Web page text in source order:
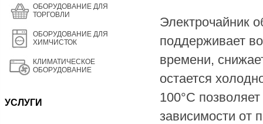
ОБОРУДОВАНИЕ ДЛЯ
ТОРГОВЛИ
ОБОРУДОВАНИЕ ДЛЯ
ХИМЧИСТОК
КЛИМАТИЧЕСКОЕ
ОБОРУДОВАНИЕ
УСЛУГИ
Электрочайник
поддерживает
времени,
остается
100°C
зависимости от